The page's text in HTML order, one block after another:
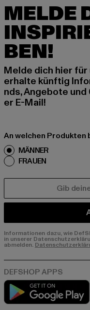
MELDE
BEN!
Melde dich hier
erhalte künftig
nds, Angebote
er E-Mail!
An welchen
MÄNNER
FRAUEN
Informationen dazu, wie
in unserer
abmelden.